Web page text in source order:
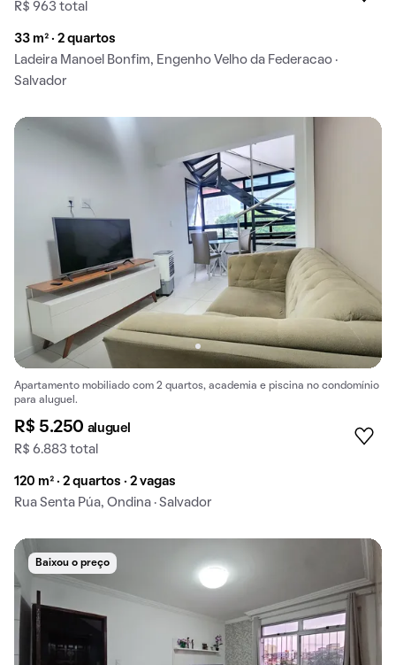
R$ 963 total
33 m² · 2 quartos
Ladeira Manoel Bonfim, Engenho Velho da Federacao ·
Salvador
Apartamento mobiliado com 2 quartos, academia e piscina no condomínio
para aluguel.
R$ 5.250 aluguel
R$ 6.883 total
120 m² · 2 quartos · 2 vagas
Rua Senta Púa, Ondina · Salvador
Baixou o preço